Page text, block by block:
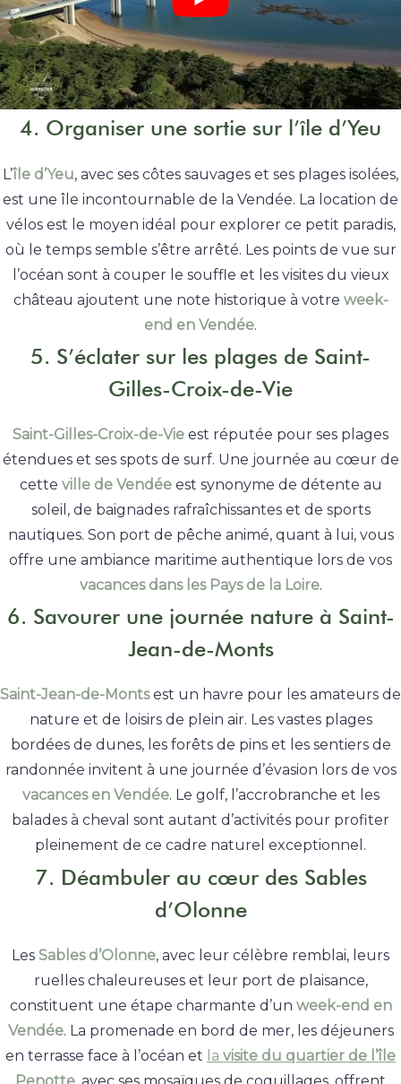
4. Organiser une sortie sur l’île d’Yeu
L’île d’Yeu, avec ses côtes sauvages et ses plages isolées,
est une île incontournable de la Vendée. La location de
vélos est le moyen idéal pour explorer ce petit paradis,
où le temps semble s’être arrêté. Les points de vue sur
l’océan sont à couper le souffle et les visites du vieux
château ajoutent une note historique à votre week-
end en Vendée.
5. S’éclater sur les plages de Saint-
Gilles-Croix-de-Vie
Saint-Gilles-Croix-de-Vie est réputée pour ses plages
étendues et ses spots de surf. Une journée au cœur de
cette ville de Vendéeest synonyme de détente au
soleil, de baignades rafraîchissantes et de sports
nautiques. Son port de pêche animé, quant à lui, vous
offre une ambiance maritime authentique lors de vos
vacances dans les Pays de la Loire.
6. Savourer une journée nature à Saint-
Jean-de-Monts
Saint-Jean-de-Montsest un havre pour les amateurs de
nature et de loisirs de plein air. Les vastes plages
bordées de dunes, les forêts de pins et les sentiers de
randonnée invitent à une journée d’évasion lors de vos
vacances en Vendée. Le golf, l’accrobranche et les
balades à cheval sont autant d’activités pour profiter
pleinement de ce cadre naturel exceptionnel.
7. Déambuler au cœur des Sables
d’Olonne
Les Sables d’Olonne, avec leur célèbre remblai, leurs
ruelles chaleureuses et leur port de plaisance,
constituent une étape charmante d’un week-end en
Vendée. La promenade en bord de mer, les déjeuners
en terrasse face à l’océan et la visite du quartier de l’île